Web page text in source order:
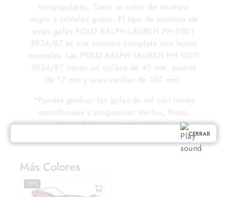
rectangulares. Tiene un color de montura
negro y cristales grises. El tipo de montura de
estas gafas POLO RALPH LAUREN PH 9501
5934/87 es una montura completa con lentes
normales. Las POLO RALPH LAUREN PH 9501
5934/87 tienen un calibre de 47 mm, puente
de 17 mm y unas varillas de 130 mm.
*Puedes graduar tus gafas de sol con lentes
monofocales y progresivas Varilux, Hoya,
Zeiss, Prats ennuestra óptica.
Más Colores
-19%
CERRAR